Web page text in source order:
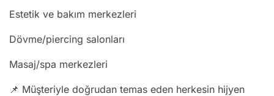
Estetik ve bakım merkezleri
Dövme/piercing salonları
Masaj/spa merkezleri
📌 Müşteriyle doğrudan temas eden herkesin hijyen